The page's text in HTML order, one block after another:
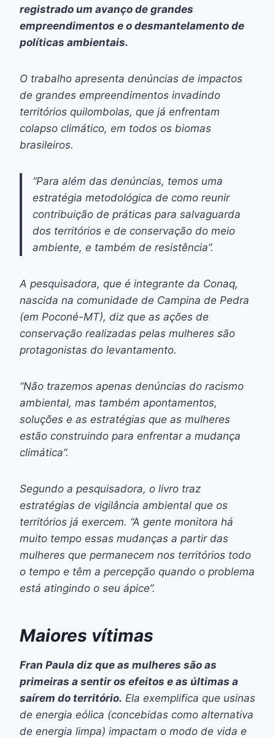
registrado um avanço de grandes
empreendimentos e o desmantelamento de
políticas ambientais.
O trabalho apresenta denúncias de impactos
de grandes empreendimentos invadindo
territórios quilombolas, que já enfrentam
colapso climático, em todos os biomas
brasileiros.
“Para além das denúncias, temos uma
estratégia metodológica de como reunir
contribuição de práticas para salvaguarda
dos territórios e de conservação do meio
ambiente, e também de resistência”.
A pesquisadora, que é integrante da Conaq,
nascida na comunidade de Campina de Pedra
(em Poconé-MT), diz que as ações de
conservação realizadas pelas mulheres são
protagonistas do levantamento.
“Não trazemos apenas denúncias do racismo
ambiental, mas também apontamentos,
soluções e as estratégias que as mulheres
estão construindo para enfrentar a mudança
climática”.
Segundo a pesquisadora, o livro traz
estratégias de vigilância ambiental que os
territórios já exercem. “A gente monitora há
muito tempo essas mudanças a partir das
mulheres que permanecem nos territórios todo
o tempo e têm a percepção quando o problema
está atingindo o seu ápice”.
Maiores vítimas
Fran Paula diz que as mulheres são as
primeiras a sentir os efeitos e as últimas a
saírem do território. Ela exemplifica que usinas
de energia eólica (concebidas como alternativa
de energia limpa) impactam o modo de vida e